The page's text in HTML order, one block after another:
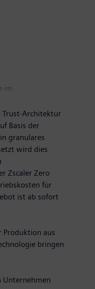
im
Trust-Architektur
Basis der
granulares
wird dies
Zscaler Zero
für
ist ab sofort
Produktion aus
bringen
Unternehmen